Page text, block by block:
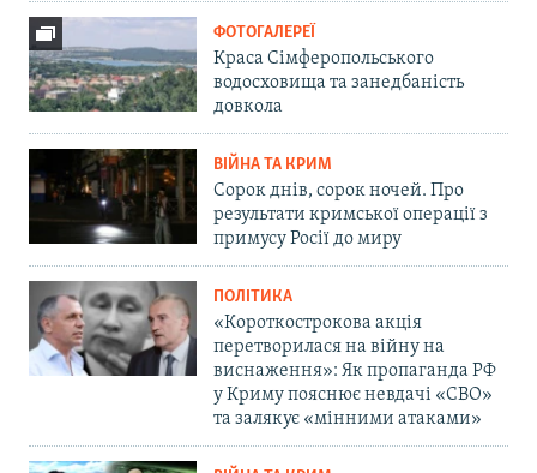
ФОТОГАЛЕРЕЇ
Краса Сімферопольського
водосховища та занедбаність
довкола
ВІЙНА ТА КРИМ
Сорок днів, сорок ночей. Про
результати кримської операції з
примусу Росії до миру
ПОЛІТИКА
«Короткострокова акція
перетворилася на війну на
виснаження»: Як пропаганда РФ
у Криму пояснює невдачі «СВО»
та залякує «мінними атаками»